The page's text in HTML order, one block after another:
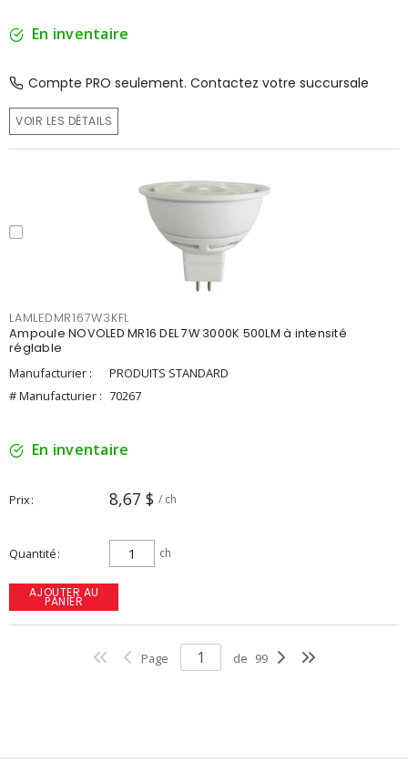
En inventaire
Compte PRO seulement. Contactez votre succursale
VOIR LES DÉTAILS
LAMLEDMR167W3KFL
Ampoule NOVOLED MR16 DEL 7W 3000K 500LM à intensité
réglable
Manufacturier :
PRODUITS STANDARD
# Manufacturier : 70267
En inventaire
Prix 8,67 $ / ch
Quantité ch
AJOUTER AU
PANIER
Page de 99